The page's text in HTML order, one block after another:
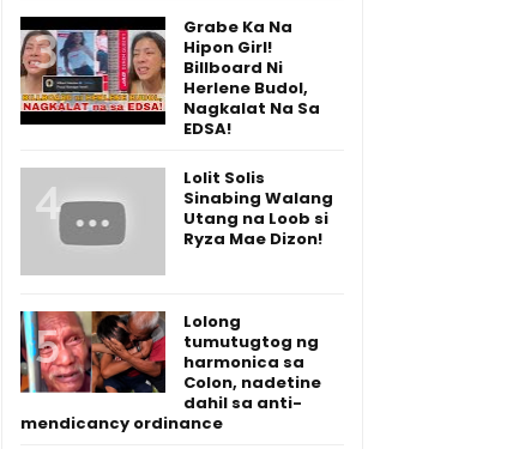
Grabe Ka Na
Hipon Girl!
Billboard Ni
Herlene Budol,
Nagkalat Na Sa
EDSA!
Lolit Solis
Sinabing Walang
Utang na Loob si
Ryza Mae Dizon!
Lolong
tumutugtog ng
harmonica sa
Colon, nadetine
dahil sa anti-
mendicancy ordinance